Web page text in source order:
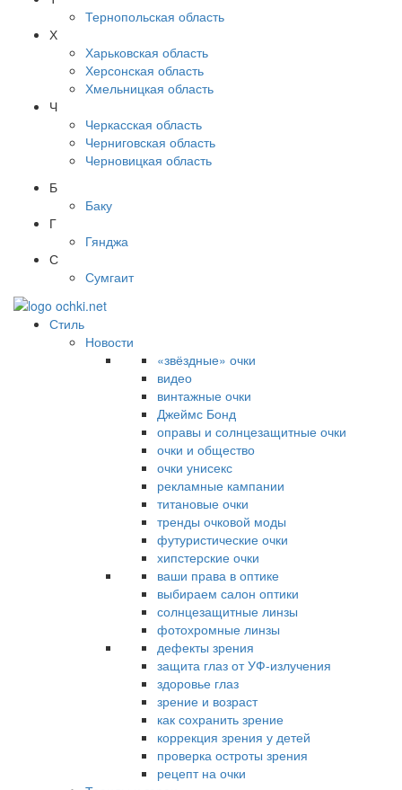
Тернопольская область
Х
Харьковская область
Херсонская область
Хмельницкая область
Ч
Черкасская область
Черниговская область
Черновицкая область
Б
Баку
Г
Гянджа
С
Сумгаит
Стиль
Новости
«звёздные» очки
видео
винтажные очки
Джеймс Бонд
оправы и солнцезащитные очки
очки и общество
очки унисекс
рекламные кампании
титановые очки
тренды очковой моды
футуристические очки
хипстерские очки
ваши права в оптике
выбираем салон оптики
солнцезащитные линзы
фотохромные линзы
дефекты зрения
защита глаз от УФ-излучения
здоровье глаз
зрение и возраст
как сохранить зрение
коррекция зрения у детей
проверка остроты зрения
рецепт на очки